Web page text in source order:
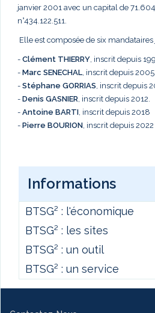
janvier 2001 avec un capital de
n°434.122.511.
Elle est composée de six mandataires
- Clément THIERRY, inscrit depuis
- Marc SENECHAL, inscrit depuis 2005.
- Stéphane GORRIAS, inscrit depuis
- Denis GASNIER, inscrit depuis 2012.
- Antoine BARTI, inscrit depuis 2018
- Pierre BOURION, inscrit depuis 2022
Informations
BTSG² : l'économique
BTSG² : les sites
BTSG² : un outil
BTSG² : un service